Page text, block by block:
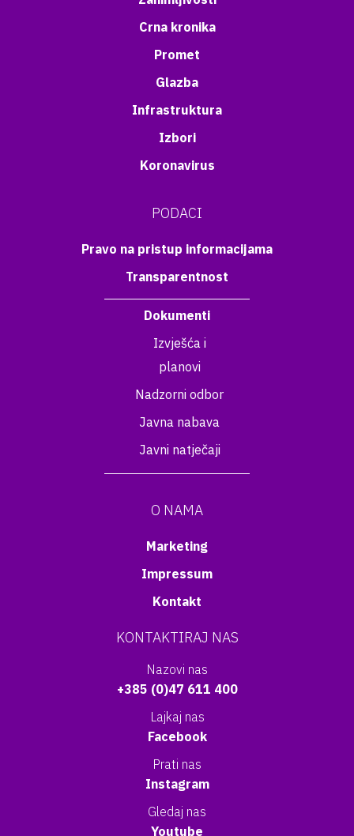
Crna kronika
Promet
Glazba
Infrastruktura
Izbori
Koronavirus
PODACI
Pravo na pristup informacijama
Transparentnost
Dokumenti
Izvješća i
planovi
Nadzorni odbor
Javna nabava
Javni natječaji
O NAMA
Marketing
Impressum
Kontakt
KONTAKTIRAJ NAS
Nazovi nas
+385 (0)47 611 400
Lajkaj nas
Facebook
Prati nas
Instagram
Gledaj nas
Youtube